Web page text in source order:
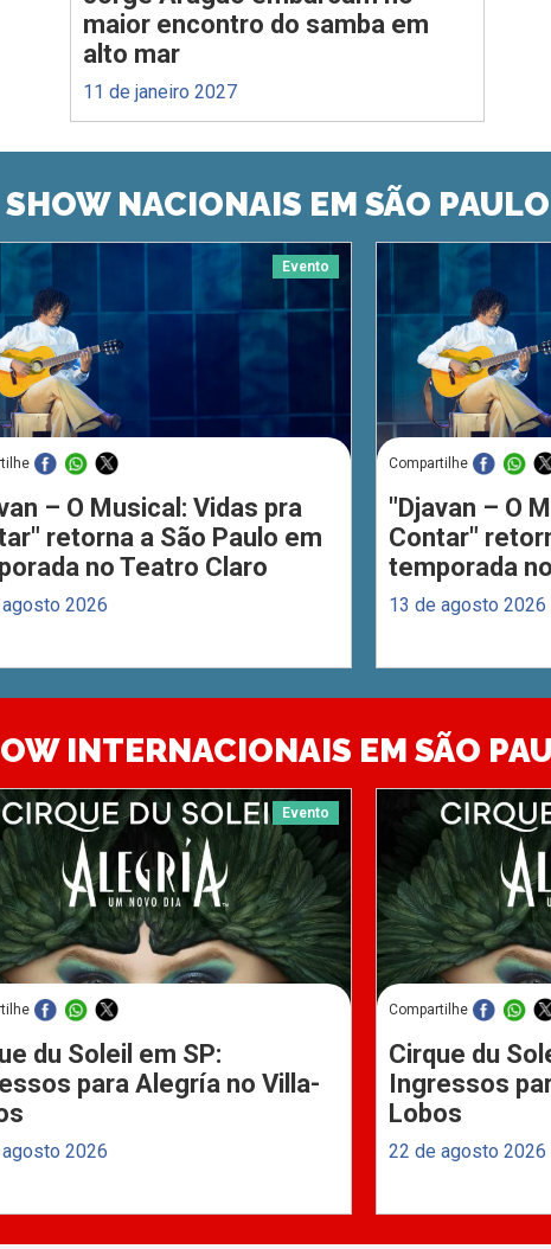
maior encontro do samba em
alto mar
11 de janeiro 2027
SHOW NACIONAIS EM SÃO PAULO
Evento
– O Musical: Vidas pra
retorna a São Paulo em
no Teatro Claro
2026
Compartilhe
"Djavan – O
Contar"
temporada
13 de agosto 2026
INTERNACIONAIS EM SÃO
Evento
du Soleil em SP:
para Alegría no Villa-
2026
Compartilhe
Cirque du
Ingressos
Lobos
22 de agosto 2026